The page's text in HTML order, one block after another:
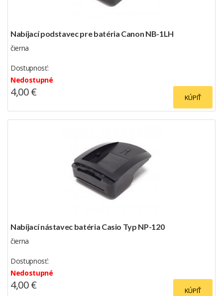
Nabíjací podstavec pre batéria Canon NB-1LH
čierna
Dostupnosť:
Nedostupné
KÚPIŤ
4,00 €
Nabíjací nástavec batéria Casio Typ NP-120
čierna
Dostupnosť:
Nedostupné
KÚPIŤ
4,00 €